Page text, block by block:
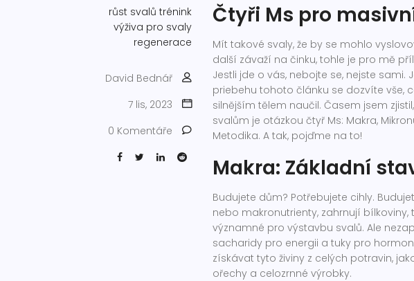
růst svalů trénink
výživa pro svaly
regenerace
David Bednář
7 lis, 2023
0 Komentáře
Čtyři Ms pro
Mít takové svaly, že by se mohlo
další závaží na činku, tohle je pro mě
Jestli jde o vás, nebojte se, nejste sami.
priebehu tohoto článku se dozvíte vše,
silnějším tělem naučil. Časem jsem
svalům je otázkou čtyř Ms: Makra,
Metodika. A tak, pojďme na to!
Makra: Základní
Budujete dům? Potřebujete cihly.
nebo makronutrienty, zahrnují bílkoviny,
významné pro výstavbu svalů. Ale
sacharidy pro energii a tuky pro
získávat tyto živiny z celých potravin,
ořechy a celozrnné výrobky.